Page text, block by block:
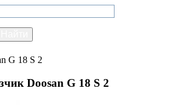
G 18 S 2
Doosan G 18 S 2